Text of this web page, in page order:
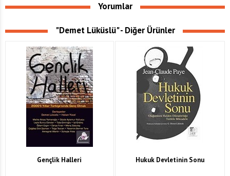
Yorumlar
"Demet Lüküslü" - Diğer Ürünler
Gençlik Halleri Hukuk Devletinin Sonu